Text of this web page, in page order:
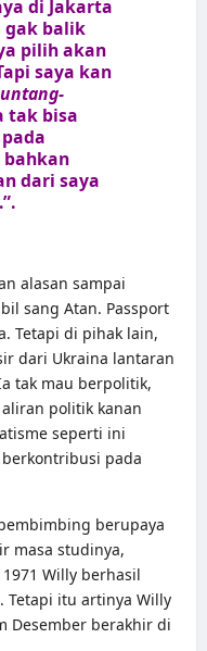
di Jakarta
gak balik
pilih akan
saya kan
tak bisa
dari saya
alasan sampai
sang Atan. Passport
Tetapi di pihak lain,
dari Ukraina lantaran
tak mau berpolitik,
politik kanan
seperti ini
pada
berupaya
masa studinya,
Willy berhasil
Tetapi itu artinya Willy
Desember berakhir di